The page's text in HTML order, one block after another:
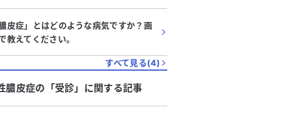
膿皮症」とはどのような病気ですか？画
教えてください。
すべて見る(4)
膿皮症の「受診」に関する記事